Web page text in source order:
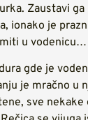
Zaustavi
ionako je
u vodenicu…
gde je
je mračno u
sve nekake